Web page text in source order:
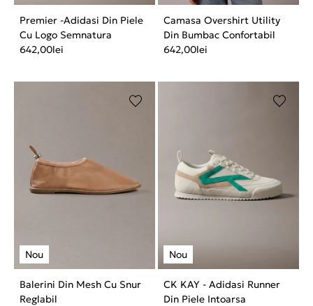
Premier -Adidasi Din Piele
Cu Logo Semnatura
642,00lei
Camasa Overshirt Utility
Din Bumbac Confortabil
642,00lei
Balerini Din Mesh Cu Snur
Reglabil
CK KAY - Adidasi Runner
Din Piele Intoarsa